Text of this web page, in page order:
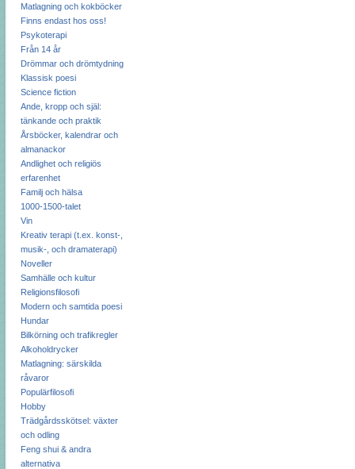
Matlagning och kokböcker
Finns endast hos oss!
Psykoterapi
Från 14 år
Drömmar och drömtydning
Klassisk poesi
Science fiction
Ande, kropp och själ:
tänkande och praktik
Årsböcker, kalendrar och
almanackor
Andlighet och religiös
erfarenhet
Familj och hälsa
1000-1500-talet
Vin
Kreativ terapi (t.ex. konst-,
musik-, och dramaterapi)
Noveller
Samhälle och kultur
Religionsfilosofi
Modern och samtida poesi
Hundar
Bilkörning och trafikregler
Alkoholdrycker
Matlagning: särskilda
råvaror
Populärfilosofi
Hobby
Trädgårdsskötsel: växter
och odling
Feng shui & andra
alternativa